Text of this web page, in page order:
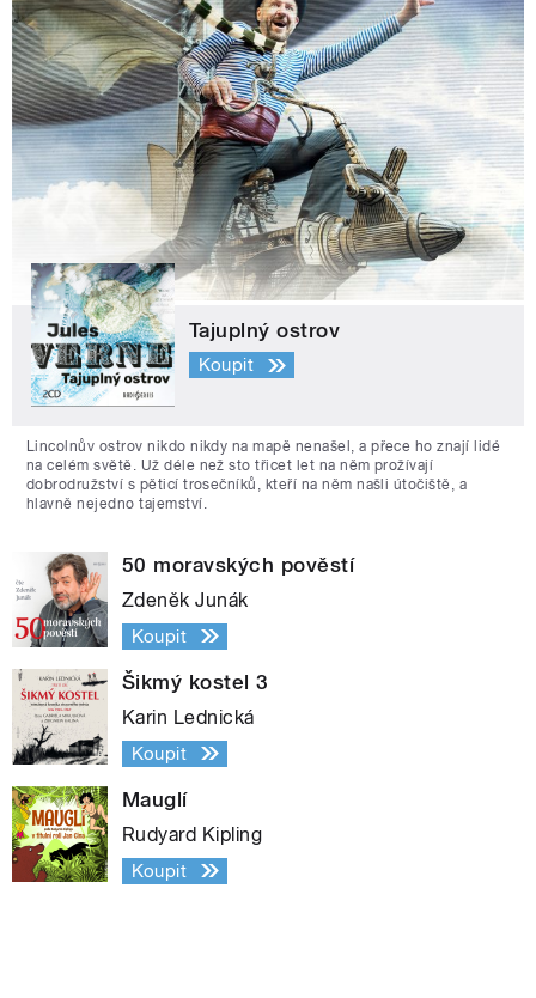
Tajuplný ostrov
Koupit
Lincolnův ostrov nikdo nikdy na mapě nenašel, a přece ho znají lidé
na celém světě. Už déle než sto třicet let na něm prožívají
dobrodružství s pěticí trosečníků, kteří na něm našli útočiště, a
hlavně nejedno tajemství.
50 moravských pověstí
Zdeněk Junák
Koupit
Šikmý kostel 3
Karin Lednická
Koupit
Mauglí
Rudyard Kipling
Koupit